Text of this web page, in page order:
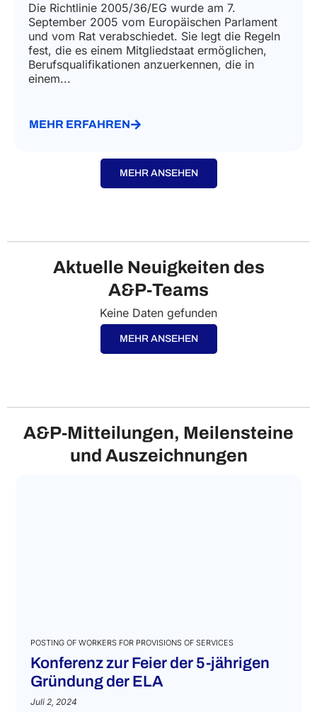
Die Richtlinie 2005/36/EG wurde am 7.
September 2005 vom Europäischen Parlament
und vom Rat verabschiedet. Sie legt die Regeln
fest, die es einem Mitgliedstaat ermöglichen,
Berufsqualifikationen anzuerkennen, die in
einem...
MEHR ERFAHREN
MEHR ANSEHEN
Aktuelle Neuigkeiten des
A&P‑Teams
Keine Daten gefunden
MEHR ANSEHEN
A&P‑Mitteilungen, Meilensteine
und Auszeichnungen
POSTING OF WORKERS FOR PROVISIONS OF SERVICES
Konferenz zur Feier der 5-jährigen
Gründung der ELA
Juli 2, 2024